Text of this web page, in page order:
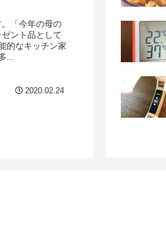
「今年の母の
ント品として
的なキッチン家
...
2020.02.24